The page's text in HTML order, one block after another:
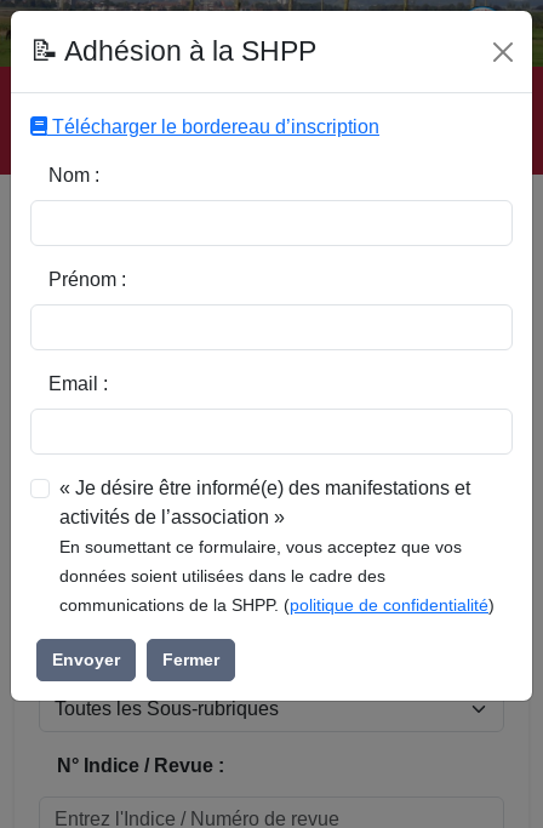
Accueil | Site SHPP | Auteurs | Editeurs | Rubriques |
Sous-Rubriques | Mots-Clefs | Contact
Réinitialiser
Sous-rubrique / Commune :
N° Indice / Revue :
📝 Adhésion à la SHPP
Télécharger le bordereau d’inscription
Nom :
Prénom :
Email :
« Je désire être informé(e) des manifestations et
activités de l’association »
En soumettant ce formulaire, vous acceptez que vos
données soient utilisées dans le cadre des
communications de la SHPP. (politique de confidentialité)
Envoyer Fermer